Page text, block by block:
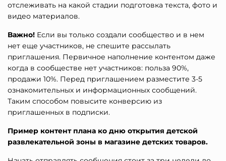
отслеживать на какой стадии подготовка текста, фото и
видео материалов.
Важно! Если вы только создали сообщество и в нем
нет еще участников, не спешите рассылать
приглашения. Первичное наполнение контентом даже
когда в сообществе нет участников: польза 90%,
продажи 10%. Перед приглашением разместите 3-5
ознакомительных и информационных сообщений.
Таким способом повысите конверсию из
приглашенных в подписки.
Пример контент плана ко дню открытия детской
развлекательной зоны в магазине детских товаров.